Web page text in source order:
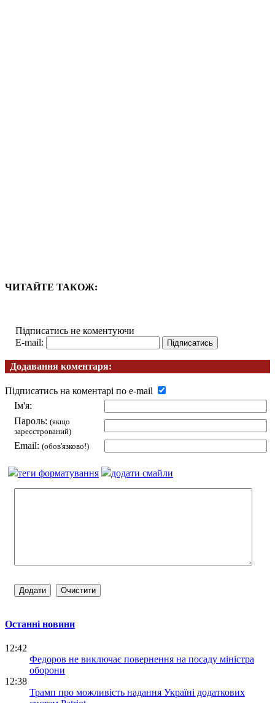
ЧИТАЙТЕ ТАКОЖ:
Підписатись не коментуючи
E-mail:
Додавання коментаря:
Підписатись на коментарі по e-mail
Ім'я:
Пароль: (якщо
зареєстрований)
Email: (обов'язково!)
теги форматування додати смайли
Останні новини
12:42
Федоров не виключає повернення на посаду міністра
оборони
12:38
Трамп про можливість надання Україні додаткових